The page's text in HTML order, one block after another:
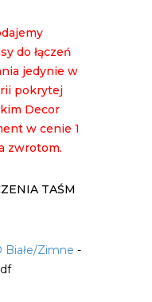
do łączeń
jedynie w
pokrytej
Decor
w cenie 1
zwrotom.
TAŚM
Zimne -